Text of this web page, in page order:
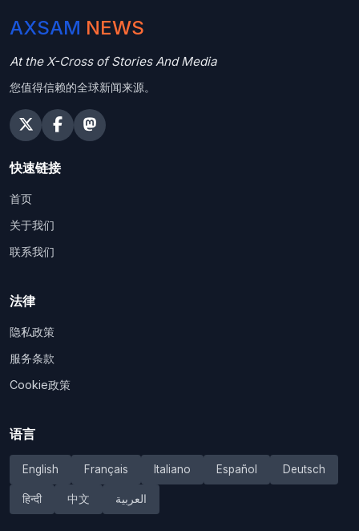
AXSAM NEWS
At the X-Cross of Stories And Media
您值得信赖的全球新闻来源。
快速链接
首页
关于我们
联系我们
法律
隐私政策
服务条款
Cookie政策
语言
English Français Italiano Español Deutsch
हिन्दी 中文 العربية